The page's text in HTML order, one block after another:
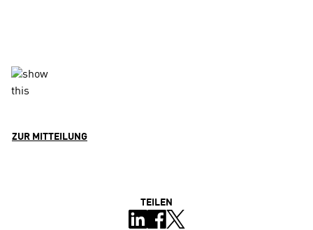
ZUR MITTEILUNG
TEILEN